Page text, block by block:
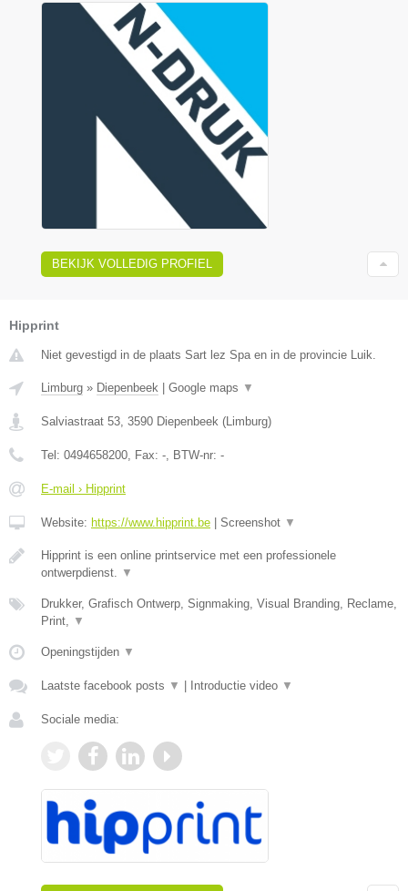
BEKIJK VOLLEDIG PROFIEL
Hipprint
Niet gevestigd in de plaats Sart lez Spa en in de provincie Luik.
Limburg » Diepenbeek | Google maps ▼
Salviastraat 53 3590 Diepenbeek (Limburg)
Tel: 0494658200 , Fax: - , BTW-nr: -
E-mail › Hipprint
Website: https://www.hipprint.be | Screenshot ▼
Hipprint is een online printservice met een professionele
ontwerpdienst.
▼
Drukker, Grafisch Ontwerp, Signmaking, Visual Branding, Reclame,
Print,
▼
Openingstijden ▼
Laatste facebook posts ▼ | Introductie video ▼
Sociale media: